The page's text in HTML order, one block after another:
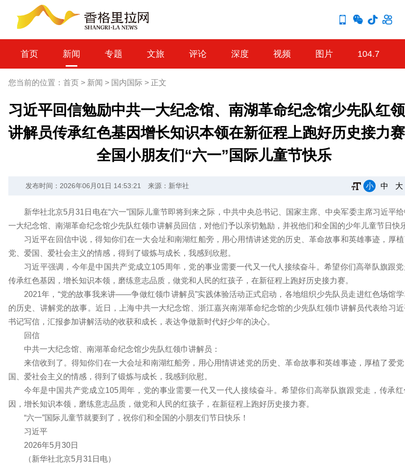
首页 新闻 专题 文旅 评论 深度 视频 图片 104.7
您当前的位置： 首页 > 新闻 > 国内国际 > 正文
习近平回信勉励中共一大纪念馆、南湖革命纪念馆少先队红
讲解员传承红色基因增长知识本领在新征程上跑好历史接力
全国小朋友们“六一”国际儿童节快乐
发布时间：2026年06月01日 14:53:21 来源：新华社 小 中 大
新华社北京5月31日电在“六一”国际儿童节即将到来之际，中共中央总书记、国家主席、中央军委主席习近平
一大纪念馆、南湖革命纪念馆少先队红领巾讲解员回信，对他们予以亲切勉励，并祝他们和全国的少年儿童节日快
习近平在回信中说，得知你们在一大会址和南湖红船旁，用心用情讲述党的历史、革命故事和英雄事迹，厚植
党、爱国、爱社会主义的情感，得到了锻炼与成长，我感到欣慰。
习近平强调，今年是中国共产党成立105周年，党的事业需要一代又一代人接续奋斗。希望你们高举队旗跟党
传承红色基因，增长知识本领，磨练意志品质，做党和人民的红孩子，在新征程上跑好历史接力赛。
2021年，“党的故事我来讲——争做红领巾讲解员”实践体验活动正式启动，各地组织少先队员走进红色场馆学
的历史、讲解党的故事。近日，上海中共一大纪念馆、浙江嘉兴南湖革命纪念馆的少先队红领巾讲解员代表给习近
书记写信，汇报参加讲解活动的收获和成长，表达争做新时代好少年的决心。
回信
中共一大纪念馆、南湖革命纪念馆少先队红领巾讲解员：
来信收到了。得知你们在一大会址和南湖红船旁，用心用情讲述党的历史、革命故事和英雄事迹，厚植了爱党
国、爱社会主义的情感，得到了锻炼与成长，我感到欣慰。
今年是中国共产党成立105周年，党的事业需要一代又一代人接续奋斗。希望你们高举队旗跟党走，传承红
因，增长知识本领，磨练意志品质，做党和人民的红孩子，在新征程上跑好历史接力赛。
“六一”国际儿童节就要到了，祝你们和全国的小朋友们节日快乐！
习近平
2026年5月30日
（新华社北京5月31日电）